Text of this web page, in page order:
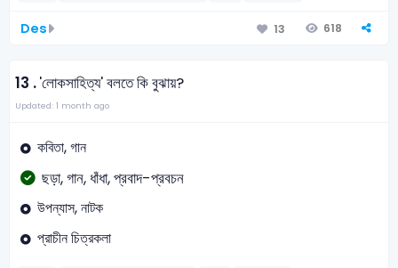
Des 13 618
13 .'লোকসাহিত্য' বলতে কি বুঝায়?
Updated: 1 month ago
কবিতা, গান
ছড়া, গান, ধাঁধা, প্রবাদ-প্রবচন
উপন্যাস, নাটক
প্রাচীন চিত্রকলা